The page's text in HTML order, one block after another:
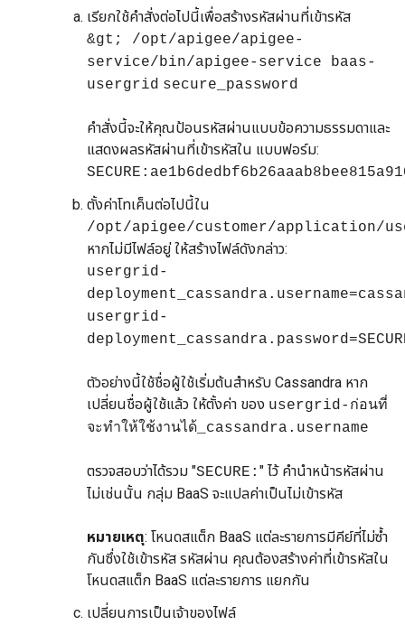
เรียกใช้คำสั่งต่อไปนี้เพื่อสร้างรหัสผ่านที่เข้ารหัส
&gt; /opt/apigee/apigee-
service/bin/apigee-service baas-
usergrid secure_password
คำสั่งนี้จะให้คุณป้อนรหัสผ่านแบบข้อความธรรมดาและ
แสดงผลรหัสผ่านที่เข้ารหัสใน แบบฟอร์ม:
ตั้งค่าโทเค็นต่อไปนี้ใน
/opt/apigee/customer/application/
หากไม่มีไฟล์อยู่ ให้สร้างไฟล์ดังกล่าว:
usergrid-
usergrid-
ตัวอย่างนี้ใช้ชื่อผู้ใช้เริ่มต้นสำหรับ Cassandra หาก
เปลี่ยนชื่อผู้ใช้แล้ว ให้ตั้งค่า ของ usergrid-ก่อนที่
จะทำให้ใช้งานได้_cassandra.username
ตรวจสอบว่าได้รวม "SECURE: " ไว้ คำนำหน้ารหัสผ่าน
ไม่เช่นนั้น กลุ่ม BaaS จะแปลค่าเป็นไม่เข้ารหัส
หมายเหตุ: โหนดสแต็ก BaaS แต่ละรายการมีคีย์ที่ไม่ซ้ำ
กันซึ่งใช้เข้ารหัส รหัสผ่าน คุณต้องสร้างค่าที่เข้ารหัสใน
โหนดสแต็ก BaaS แต่ละรายการ แยกกัน
เปลี่ยนการเป็นเจ้าของไฟล์